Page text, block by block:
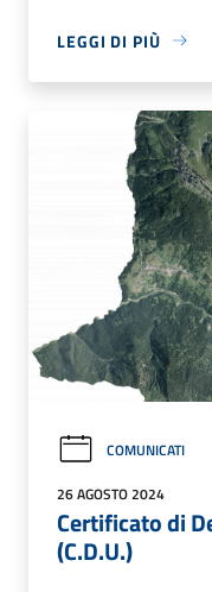
LEGGI DI PIÙ
COMUNICATI
26 AGOSTO 2024
Certificato di
(C.D.U.)